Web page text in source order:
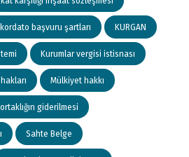
başvuru şartları KURGAN
Kurumlar vergisi istisnası
Mülkiyet hakkı
ortaklığın giderilmesi
Sahte Belge